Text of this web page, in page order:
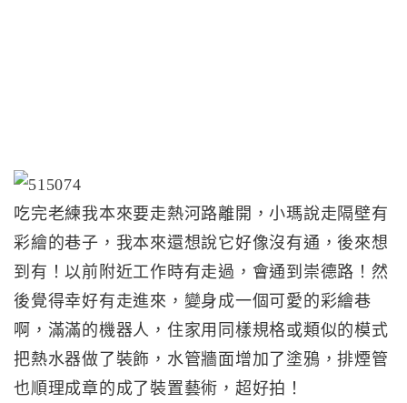
吃完老練我本來要走熱河路離開，小瑪說走隔壁有
彩繪的巷子，我本來還想說它好像沒有通，後來想
到有！以前附近工作時有走過，會通到崇德路！然
後覺得幸好有走進來，變身成一個可愛的彩繪巷
啊，滿滿的機器人，住家用同樣規格或類似的模式
把熱水器做了裝飾，水管牆面增加了塗鴉，排煙管
也順理成章的成了裝置藝術，超好拍！